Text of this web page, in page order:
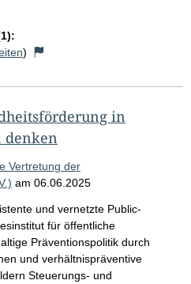
)
in
denken
Vertretung der
am 06.06.2025
und vernetzte Public-
für öffentliche
Präventionspolitik durch
und verhältnispräventive
Steuerungs- und